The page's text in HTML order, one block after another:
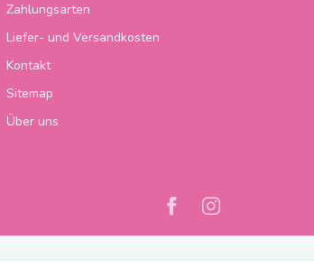
Zahlungsarten
Liefer- und Versandkosten
Kontakt
Sitemap
Über uns